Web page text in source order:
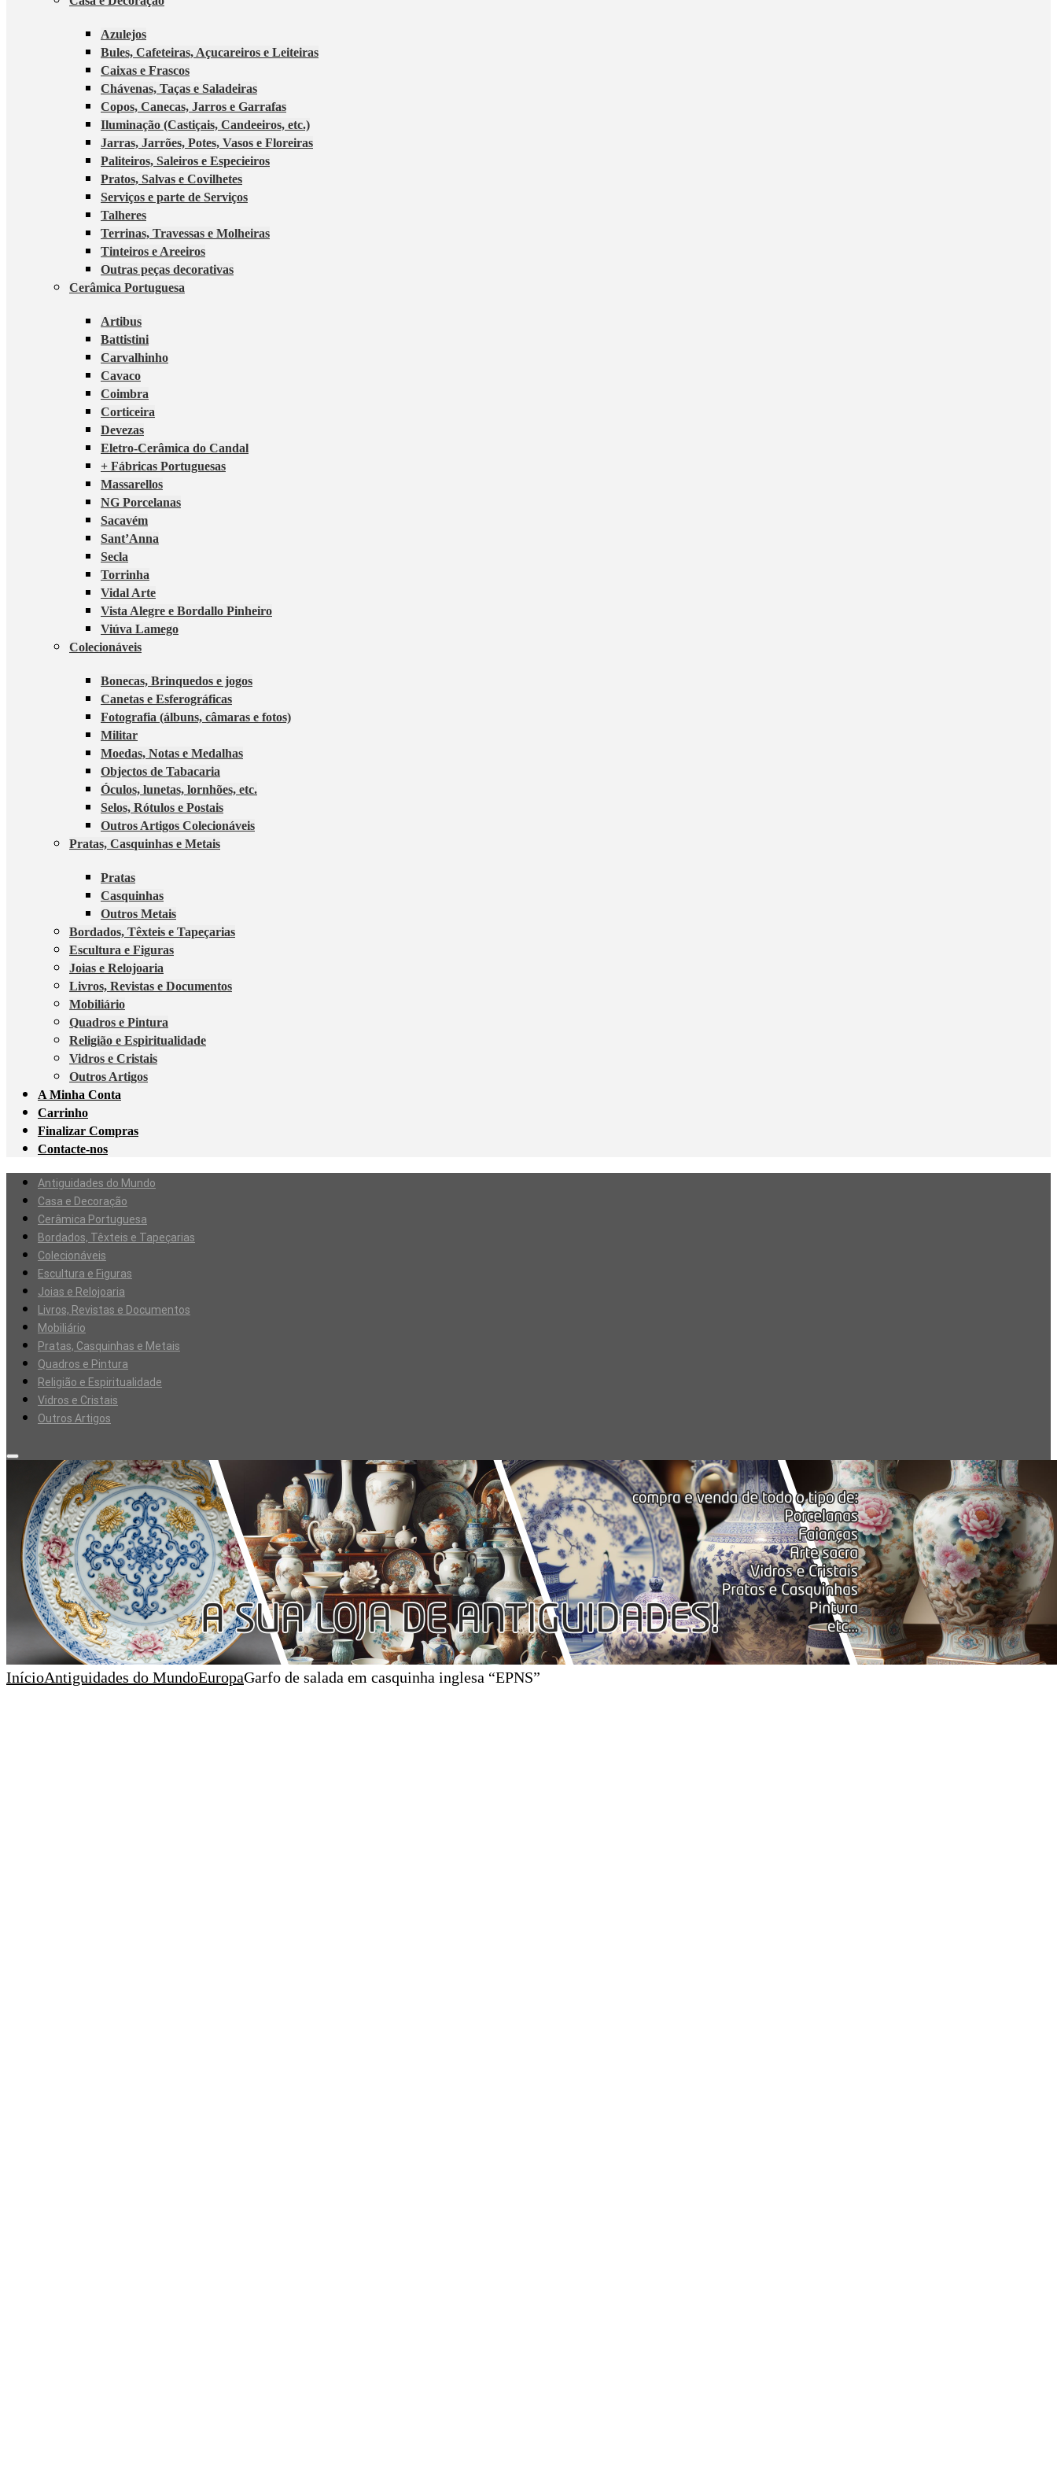
Azulejos
Bules, Cafeteiras, Açucareiros e Leiteiras
Caixas e Frascos
Chávenas, Taças e Saladeiras
Copos, Canecas, Jarros e Garrafas
Iluminação (Castiçais, Candeeiros, etc.)
Jarras, Jarrões, Potes, Vasos e Floreiras
Paliteiros, Saleiros e Especieiros
Pratos, Salvas e Covilhetes
Serviços e parte de Serviços
Talheres
Terrinas, Travessas e Molheiras
Tinteiros e Areeiros
Outras peças decorativas
Cerâmica Portuguesa
Artibus
Battistini
Carvalhinho
Cavaco
Coimbra
Corticeira
Devezas
Eletro-Cerâmica do Candal
+ Fábricas Portuguesas
Massarellos
NG Porcelanas
Sacavém
Sant’Anna
Secla
Torrinha
Vidal Arte
Vista Alegre e Bordallo Pinheiro
Viúva Lamego
Colecionáveis
Bonecas, Brinquedos e jogos
Canetas e Esferográficas
Fotografia (álbuns, câmaras e fotos)
Militar
Moedas, Notas e Medalhas
Objectos de Tabacaria
Óculos, lunetas, lornhões, etc.
Selos, Rótulos e Postais
Outros Artigos Colecionáveis
Pratas, Casquinhas e Metais
Pratas
Casquinhas
Outros Metais
Bordados, Têxteis e Tapeçarias
Escultura e Figuras
Joias e Relojoaria
Livros, Revistas e Documentos
Mobiliário
Quadros e Pintura
Religião e Espiritualidade
Vidros e Cristais
Outros Artigos
A Minha Conta
Carrinho
Finalizar Compras
Contacte-nos
Antiguidades do Mundo
Casa e Decoração
Cerâmica Portuguesa
Bordados, Têxteis e Tapeçarias
Colecionáveis
Escultura e Figuras
Joias e Relojoaria
Livros, Revistas e Documentos
Mobiliário
Pratas, Casquinhas e Metais
Quadros e Pintura
Religião e Espiritualidade
Vidros e Cristais
Outros Artigos
InícioAntiguidades do MundoEuropaGarfo de salada em casquinha inglesa “EPNS”